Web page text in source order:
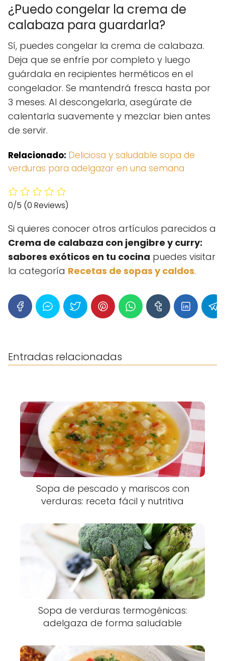
¿Puedo congelar la crema de
calabaza para guardarla?
Sí, puedes congelar la crema de calabaza.
Deja que se enfríe por completo y luego
guárdala en recipientes herméticos en el
congelador. Se mantendrá fresca hasta por
3 meses. Al descongelarla, asegúrate de
calentarla suavemente y mezclar bien antes
de servir.
Relacionado: Deliciosa y saludable sopa de
verduras para adelgazar en una semana
0/5 (0 Reviews)
Si quieres conocer otros artículos parecidos a
Crema de calabaza con jengibre y curry:
sabores exóticos en tu cocina puedes visitar
la categoría Recetas de sopas y caldos.
Entradas relacionadas
Sopa de pescado y mariscos con
verduras: receta fácil y nutritiva
Sopa de verduras termogénicas:
adelgaza de forma saludable